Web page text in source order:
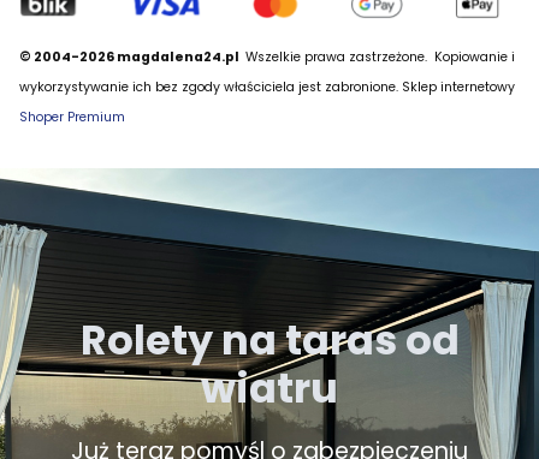
© 2004-2026 magdalena24.pl Wszelkie prawa zastrzeżone. Kopiowanie i
wykorzystywanie ich bez zgody właściciela jest zabronione. Sklep internetowy
Shoper Premium
Rolety na taras od
wiatru
Już teraz pomyśl o zabezpieczeniu